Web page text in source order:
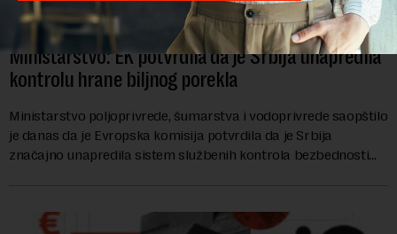
Ministarstvo: EK potvrdila da je Srbija unapredila
kontrolu hrane biljnog porekla
Ministarstvo poljoprivrede, šumarstva i vodoprivrede saopštilo
je danas da je Evropska komisija potvrdila da je Srbija
značajno unapredila sistem službenih kontrola bezbednosti